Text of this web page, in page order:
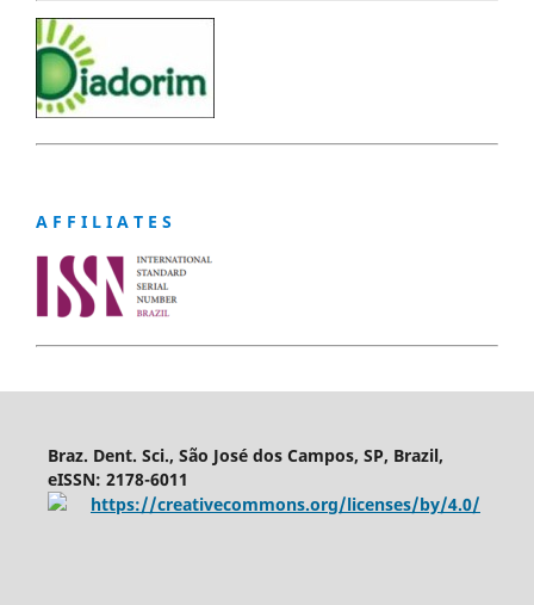
A F F I L I A T E S
Braz. Dent. Sci., São José dos Campos, SP, Brazil,
eISSN: 2178-6011
https://creativecommons.org/licenses/by/4.0/